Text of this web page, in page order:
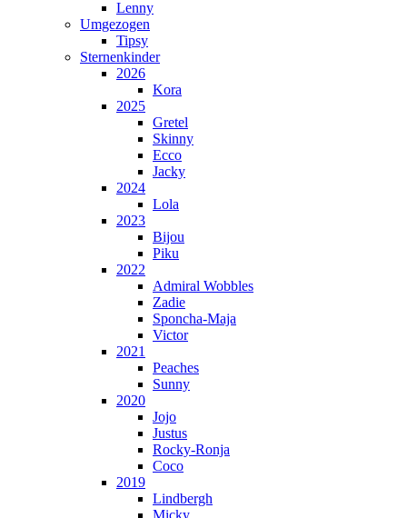
Lenny
Umgezogen
Tipsy
Sternenkinder
2026
Kora
2025
Gretel
Skinny
Ecco
Jacky
2024
Lola
2023
Bijou
Piku
2022
Admiral Wobbles
Zadie
Sponcha-Maja
Victor
2021
Peaches
Sunny
2020
Jojo
Justus
Rocky-Ronja
Coco
2019
Lindbergh
Micky